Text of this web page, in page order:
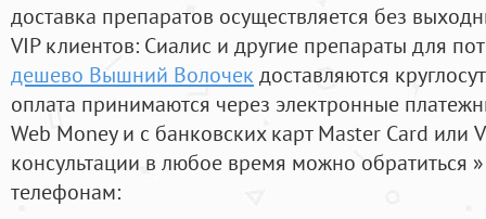
доставка препаратов осуществляется без
VIP клиентов: Сиалис и другие препараты для
дешево Вышний Волочек доставляются
оплата принимаются через электронные
Web Money и с банковских карт Master Card или
консультации в любое время можно обратиться
телефонам: